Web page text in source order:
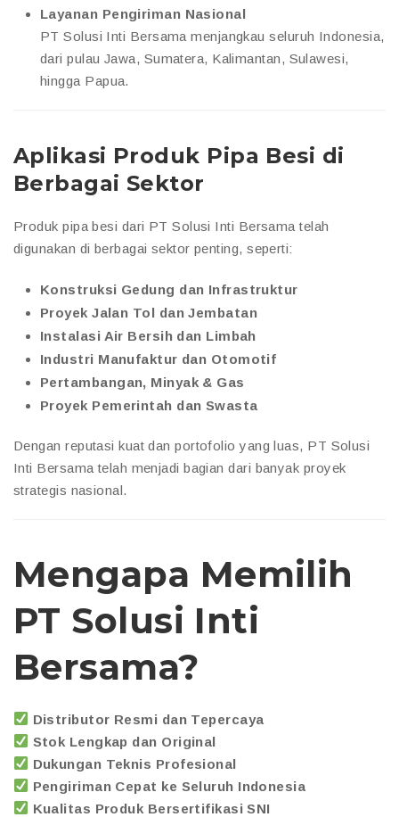
Layanan Pengiriman Nasional
PT Solusi Inti Bersama menjangkau seluruh Indonesia,
dari pulau Jawa, Sumatera, Kalimantan, Sulawesi,
hingga Papua.
Aplikasi Produk Pipa Besi di
Berbagai Sektor
Produk pipa besi dari PT Solusi Inti Bersama telah
digunakan di berbagai sektor penting, seperti:
Konstruksi Gedung dan Infrastruktur
Proyek Jalan Tol dan Jembatan
Instalasi Air Bersih dan Limbah
Industri Manufaktur dan Otomotif
Pertambangan, Minyak & Gas
Proyek Pemerintah dan Swasta
Dengan reputasi kuat dan portofolio yang luas, PT Solusi
Inti Bersama telah menjadi bagian dari banyak proyek
strategis nasional.
Mengapa Memilih
PT Solusi Inti
Bersama?
Distributor Resmi dan Tepercaya
Stok Lengkap dan Original
Dukungan Teknis Profesional
Pengiriman Cepat ke Seluruh Indonesia
Kualitas Produk Bersertifikasi SNI